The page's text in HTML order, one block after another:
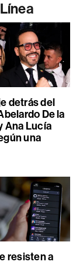
detrás del
De la
Ana Lucía
una
resisten a